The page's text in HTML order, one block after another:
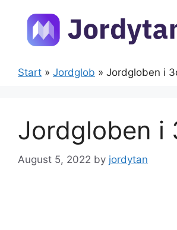
content
Start » Jordglob » Jordgloben i
Jordgloben i
August 5, 2022 by jordytan